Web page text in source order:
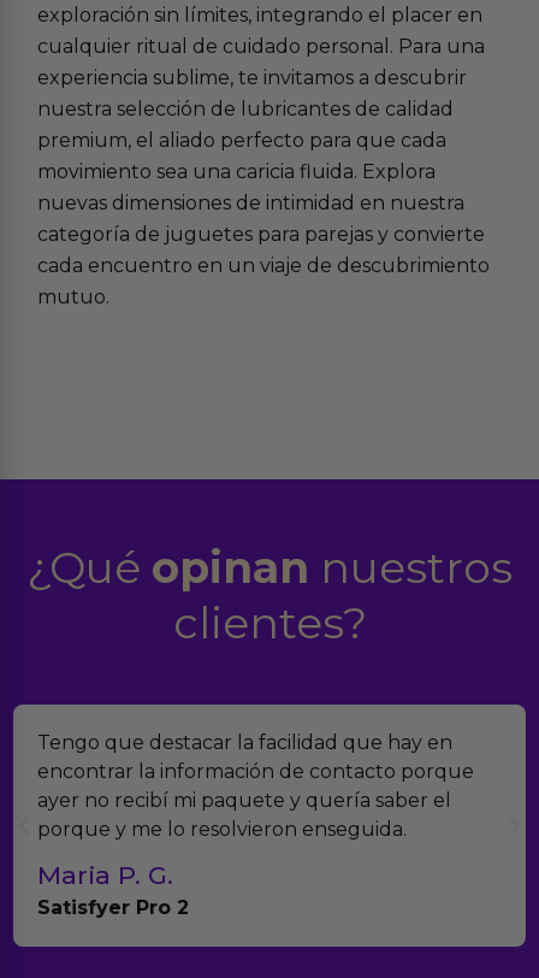
exploración sin límites, integrando el placer en
cualquier ritual de cuidado personal. Para una
experiencia sublime, te invitamos a descubrir
nuestra selección de
lubricantes de calidad
premium, el aliado perfecto para que cada
movimiento sea una caricia fluida. Explora
nuevas dimensiones de intimidad en nuestra
categoría de juguetes para parejas y convierte
cada encuentro en un viaje de descubrimiento
mutuo.
¿Qué opinan nuestros
clientes?
Tengo que destacar la facilidad que hay en
encontrar la información de contacto porque
ayer no recibí mi paquete y quería saber el
porque y me lo resolvieron enseguida.
Maria P. G.
Satisfyer Pro 2